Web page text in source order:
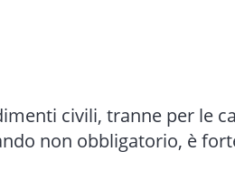
civili, tranne per le
non obbligatorio, è